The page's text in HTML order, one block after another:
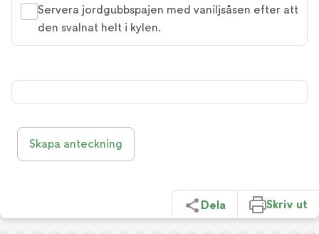
Servera jordgubbspajen med vaniljsåsen efter att
den svalnat helt i kylen.
Skapa anteckning
Dela Skriv ut